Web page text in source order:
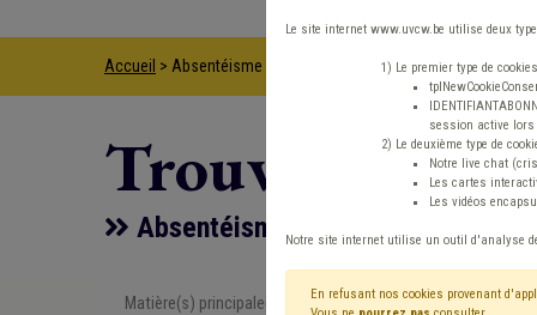
Accueil > Absentéisme Management, stratégie Fonction
Trouver un
Absentéisme Management,
Matière(s) principale(s) Type de
Le site internet www.uvcw.be utilise deux
1) Le premier type de
session active lors
2) Le deuxième type de
Notre live chat
Les cartes
Les vidéos
Notre site internet utilise un outil d'analyse
En refusant nos cookies provenant